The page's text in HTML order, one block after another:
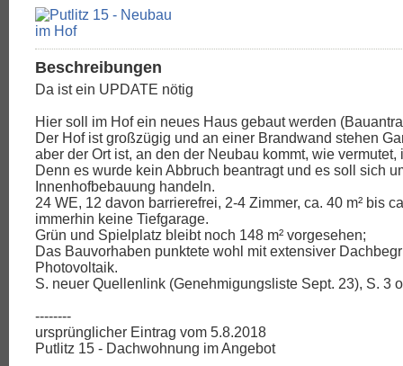
Beschreibungen
Da ist ein UPDATE nötig
Hier soll im Hof ein neues Haus gebaut werden
Der Hof ist großzügig und an einer Brandwand stehen
aber der Ort ist, an den der Neubau kommt, wie vermutet,
Denn es wurde kein Abbruch beantragt und es soll sich
Innenhofbebauung handeln.
24 WE, 12 davon barrierefrei, 2-4 Zimmer, ca. 40 m² bis
immerhin keine Tiefgarage.
Grün und Spielplatz bleibt noch 148 m² vorgesehen;
Das Bauvorhaben punktete wohl mit extensiver
Photovoltaik.
S. neuer Quellenlink (Genehmigungsliste Sept. 23), S. 3
--------
ursprünglicher Eintrag vom 5.8.2018
Putlitz 15 - Dachwohnung im Angebot